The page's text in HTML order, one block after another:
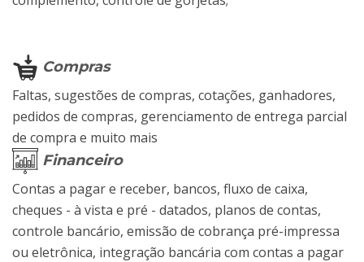
Compras
Faltas, sugestões de compras, cotações, ganhadores,
pedidos de compras, gerenciamento de entrega parcial
de compra e muito mais
Financeiro
Contas a pagar e receber, bancos, fluxo de caixa,
cheques - à vista e pré - datados, planos de contas,
controle bancário, emissão de cobrança pré-impressa
ou eletrônica, integração bancária com contas a pagar